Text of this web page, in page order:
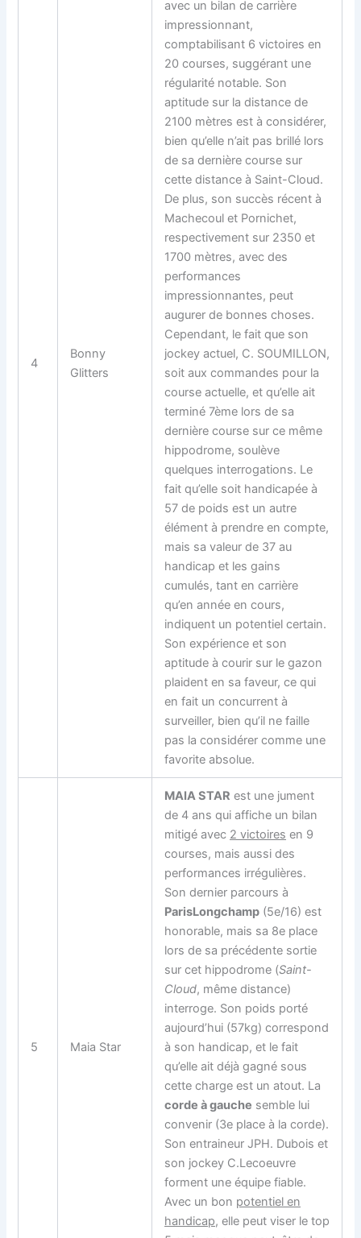
4
Bonny
Glitters
avec un bilan de carrière
impressionnant,
comptabilisant 6 victoires en
20 courses, suggérant une
régularité notable. Son
aptitude sur la distance de
2100 mètres est à considérer,
bien qu’elle n’ait pas brillé lors
de sa dernière course sur
cette distance à Saint-Cloud.
De plus, son succès récent à
Machecoul et Pornichet,
respectivement sur 2350 et
1700 mètres, avec des
performances
impressionnantes, peut
augurer de bonnes choses.
Cependant, le fait que son
jockey actuel, C. SOUMILLON,
soit aux commandes pour la
course actuelle, et qu’elle ait
terminé 7ème lors de sa
dernière course sur ce même
hippodrome, soulève
quelques interrogations. Le
fait qu’elle soit handicapée à
57 de poids est un autre
élément à prendre en compte,
mais sa valeur de 37 au
handicap et les gains
cumulés, tant en carrière
qu’en année en cours,
indiquent un potentiel certain.
Son expérience et son
aptitude à courir sur le gazon
plaident en sa faveur, ce qui
en fait un concurrent à
surveiller, bien qu’il ne faille
pas la considérer comme une
favorite absolue.
5 Maia Star
MAIA STAR est une jument
de 4 ans qui affiche un bilan
mitigé avec 2 victoires en 9
courses, mais aussi des
performances irrégulières.
Son dernier parcours à
ParisLongchamp (5e/16) est
honorable, mais sa 8e place
lors de sa précédente sortie
sur cet hippodrome (Saint-
Cloud, même distance)
interroge. Son poids porté
aujourd’hui (57kg) correspond
à son handicap, et le fait
qu’elle ait déjà gagné sous
cette charge est un atout. La
corde à gauche semble lui
convenir (3e place à la corde).
Son entraineur JPH. Dubois et
son jockey C.Lecoeuvre
forment une équipe fiable.
Avec un bon potentiel en
handicap, elle peut viser le top